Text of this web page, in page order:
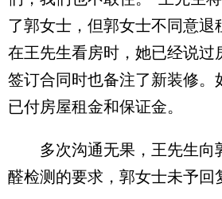
了郭女士，但郭女士不同意退
在王先生看房时，她已经说过
签订合同时也备注了新装修。
已付房屋租金和保证金。
多次沟通无果，王先生向
醛检测的要求，郭女士未予回